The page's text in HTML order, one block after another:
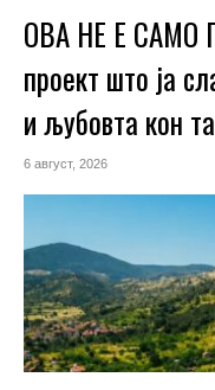
ОВА НЕ Е САМО
проект што ја
и љубовта кон
6 август, 2026